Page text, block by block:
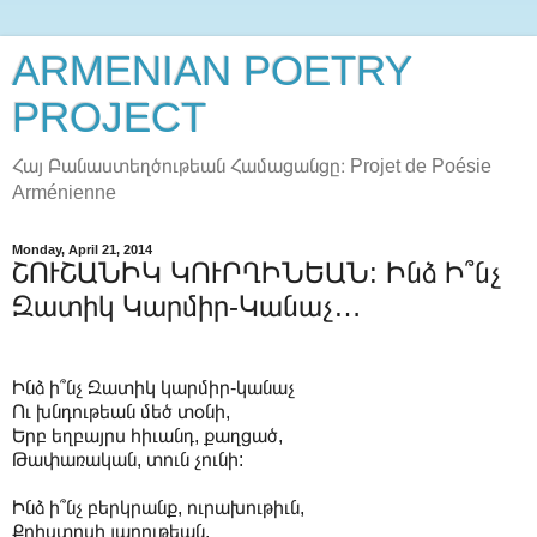
ARMENIAN POETRY
PROJECT
Հայ Բանաստեղծութեան Համացանցը։ Projet de Poésie
Arménienne
Monday, April 21, 2014
ՇՈՒՇԱՆԻԿ ԿՈՒՐՂԻՆԵԱՆ: Ինձ Ի՞նչ
Զատիկ Կարմիր-Կանաչ…
Ինձ ի՞նչ Զատիկ կարմիր-կանաչ
Ու խնդութեան մեծ տօնի,
Երբ եղբայրս հիւանդ, քաղցած,
Թափառական, տուն չունի:
Ինձ ի՞նչ բերկրանք, ուրախութիւն,
Քրիստոսի յարութեան,